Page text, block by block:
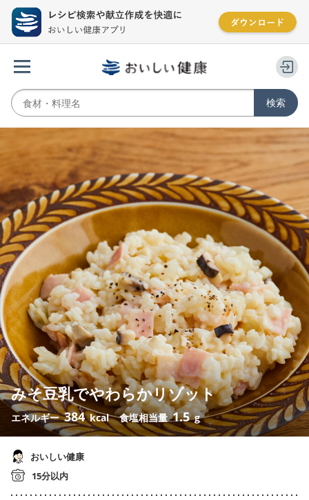
みそ豆乳でやわらかリゾット
エネルギー384 kcal 食塩相当量1.5 g
おいしい健康
15分以内